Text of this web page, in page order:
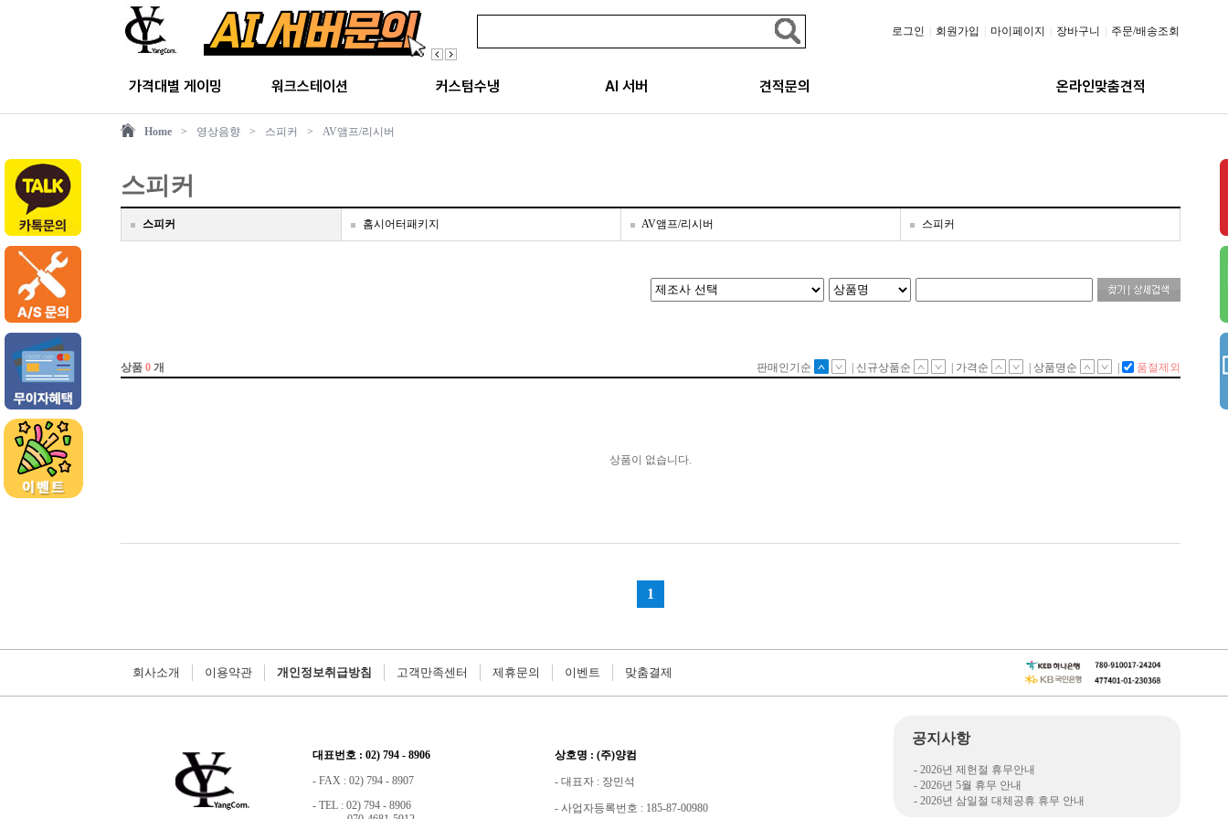
로그인 회원가입 마이페이지 장바구니 주문/배송조회
가격대별 게이밍 워크스테이션 커스텀수냉 AI 서버 견적문의 온라인맞춤견적
Home > 영상음향 > 스피커 > AV앰프/리시버
스피커
스피커 홈시어터패키지 AV앰프/리시버 스피커
회사소개 이용약관 개인정보취급방침 고객만족센터 제휴문의 이벤트 맞춤결제
대표번호 : 02) 794 - 8906
- FAX : 02) 794 - 8907
- TEL : 02) 794 - 8906
상호명 : (주)양컴
- 대표자 : 장민석
- 사업자등록번호 : 185-87-00980
공지사항
- 2026년 제헌절 휴무안내
- 2026년 5월 휴무 안내
- 2026년 삼일절 대체공휴 휴무 안내